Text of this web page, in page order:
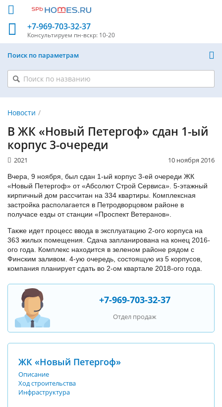
+7-969-703-32-37
Консультируем пн-вскр: 10-20
Поиск по параметрам
Новости
В ЖК «Новый Петергоф» сдан 1-ый
корпус 3-очереди
10 ноября 2016
2021
Вчера, 9 ноября, был сдан 1-ый корпус 3-ей очереди ЖК
«Новый Петергоф» от «Абсолют Строй Сервиса». 5-этажный
кирпичный дом рассчитан на 334 квартиры. Комплексная
застройка располагается в Петродворцовом районе в
получасе езды от станции «Проспект Ветеранов».
Также идет процесс ввода в эксплуатацию 2-ого корпуса на
363 жилых помещения. Сдача запланирована на конец 2016-
ого года. Комплекс находится в зеленом районе рядом с
Финским заливом. 4-ую очередь, состоящую из 5 корпусов,
компания планирует сдать во 2-ом квартале 2018-ого года.
+7-969-703-32-37
Отдел продаж
ЖК «Новый Петергоф»
Описание
Ход строительства
Инфраструктура